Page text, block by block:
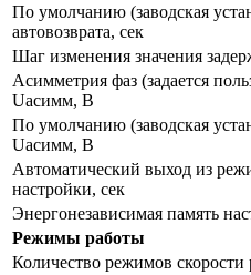
По умолчанию (заводская
автовозврата, сек
Шаг изменения значения
Асимметрия фаз (задается
Uасимм, В
По умолчанию (заводская
Uасимм, В
Автоматический выход из
настройки, сек
Энергонезависимая память
Режимы работы
Количество режимов скорости